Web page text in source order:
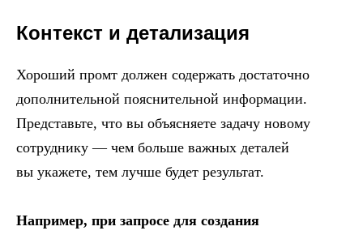
Контекст и детализация
Хороший промт должен содержать достаточно
дополнительной пояснительной информации.
Представьте, что вы объясняете задачу новому
сотруднику — чем больше важных деталей
вы укажете, тем лучше будет результат.
Например, при запросе для создания